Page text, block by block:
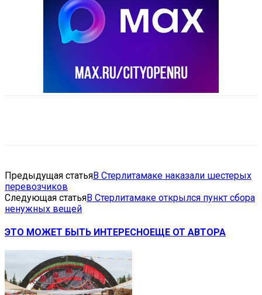
Предыдущая статьяВ Стерлитамаке наказали шестерых
перевозчиков
Следующая статьяВ Стерлитамаке открылся пункт сбора
ненужных вещей
ЭТО МОЖЕТ БЫТЬ ИНТЕРЕСНОЕЩЕ ОТ АВТОРА